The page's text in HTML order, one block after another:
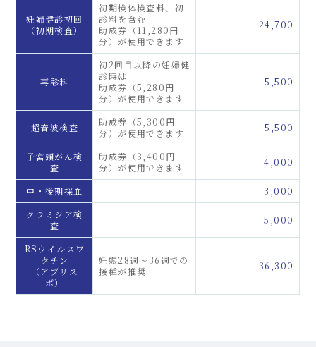
妊婦健診初回
（初期検査）
初期検体検査料、初
診料を含む
助成券（11,280円
分）が使用できます
24,700
再診料
初2回目以降の妊婦健
診時は
助成券（5,280円
分）が使用できます
5,500
超音波検査
助成券（5,300円
分）が使用できます
5,500
子宮頸がん検
査
助成券（3,400円
分）が使用できます
4,000
中・後期採血
3,000
クラミジア検
査
5,000
RSウイルスワ
クチン
（アブリス
ボ）
妊娠28週～36週での
接種が推奨
36,300